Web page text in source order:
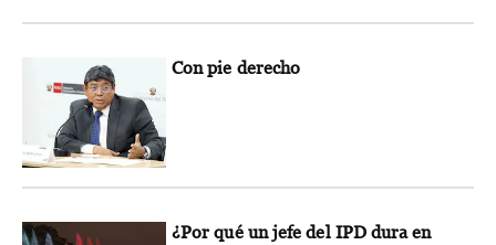
Con pie derecho
¿Por qué un jefe del IPD dura en